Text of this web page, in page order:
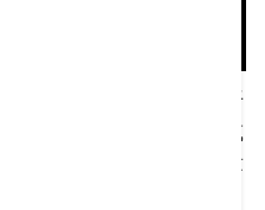
于您的健康！但是，开
果您想知道
应该减
减肥，那么这篇文章